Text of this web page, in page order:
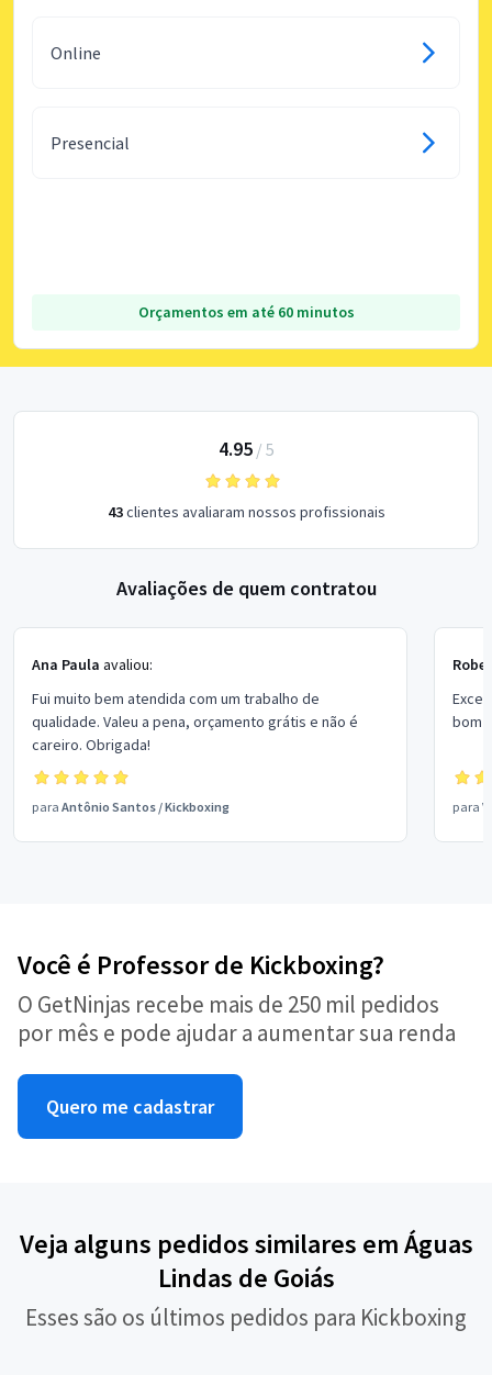
Online
Presencial
Orçamentos em até 60 minutos
4.95/ 5
43clientes avaliaram nossos profissionais
Avaliações de quem contratou
Ana Paula avaliou:
Fui muito bem atendida com um trabalho de
qualidade. Valeu a pena, orçamento grátis e não é
careiro. Obrigada!
para Antônio Santos /Kickboxing
bom
para
Você é Professor de Kickboxing?
O GetNinjas recebe mais de 250 mil pedidos
por mês e pode ajudar a aumentar sua renda
Quero me cadastrar
Veja alguns pedidos similares em Águas
Lindas de Goiás
Esses são os últimos pedidos para Kickboxing